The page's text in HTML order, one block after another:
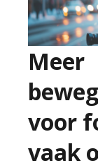
Meer
voor
vaak